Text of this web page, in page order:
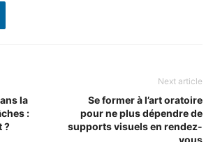
la
:
?
Next article
Se former à l’art oratoire
pour ne plus dépendre de
supports visuels en rendez-
vous